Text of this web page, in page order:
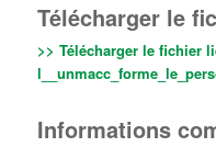
Télécharger le
>> Télécharger le fichier
Informations